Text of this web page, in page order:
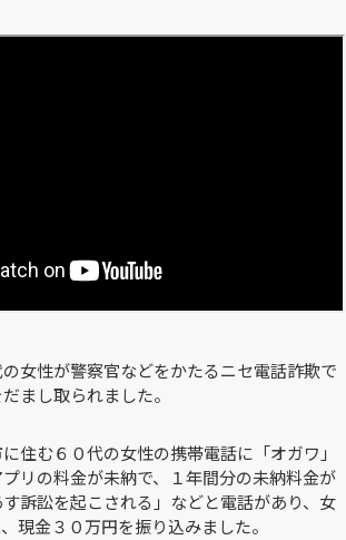
女性が警察官などをかたるニセ電話詐欺で
まし取られました。
住む６０代の女性の携帯電話に「オガワ」
リの料金が未納で、１年間分の未納料金が
訴訟を起こされる」などと電話があり、女
現金３０万円を振り込みました。